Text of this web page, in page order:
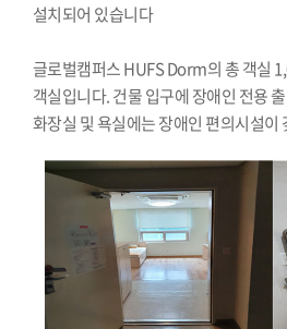
설치되어 있습니다
글로벌캠퍼스 HUFS Dorm의 총 객실
객실입니다. 건물 입구에 장애인 전용
화장실 및 욕실에는 장애인 편의시설이